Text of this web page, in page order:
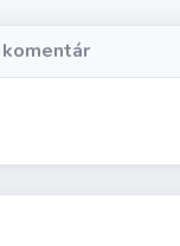
komentár